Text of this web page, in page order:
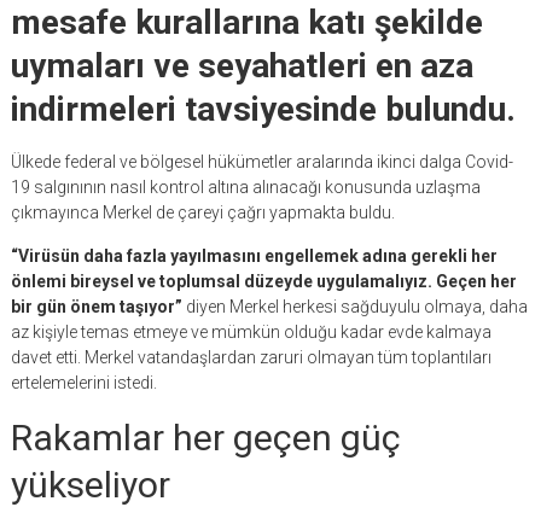
mesafe kurallarına katı şekilde
uymaları ve seyahatleri en aza
indirmeleri tavsiyesinde bulundu.
Ülkede federal ve bölgesel hükümetler aralarında ikinci dalga Covid-
19 salgınının nasıl kontrol altına alınacağı konusunda uzlaşma
çıkmayınca Merkel de çareyi çağrı yapmakta buldu.
“Virüsün daha fazla yayılmasını engellemek adına gerekli her
önlemi bireysel ve toplumsal düzeyde uygulamalıyız. Geçen her
bir gün önem taşıyor” diyen Merkel herkesi sağduyulu olmaya, daha
az kişiyle temas etmeye ve mümkün olduğu kadar evde kalmaya
davet etti. Merkel vatandaşlardan zaruri olmayan tüm toplantıları
ertelemelerini istedi.
Rakamlar her geçen güç
yükseliyor